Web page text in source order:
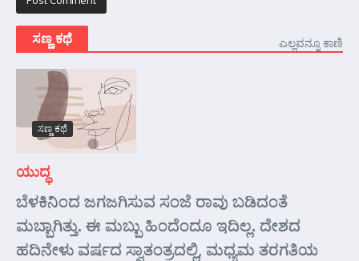
ಸಣ್ಣ ಕಥೆ ಎಲ್ಲವನ್ನೂ ಕಾಣಿ
ಸಣ್ಣ ಕಥೆ
ಯುದ್ಧ
ಬೆಳಕಿನಿಂದ ಜಗಜಗಿಸುವ ಸಂಜೆ ರಾವು ಬಡಿದಂತೆ
ಮಬ್ಬಾಗಿತ್ತು. ಈ ಮಬ್ಬು ಹಿಂದೆಂದೂ ಇದಿಲ್ಲ. ದೇಶದ
ಹದಿನೇಳು ವರ್ಷದ ಸ್ವಾತಂತ್ರದಲ್ಲಿ, ಮಧ್ಯಮ ತರಗತಿಯ